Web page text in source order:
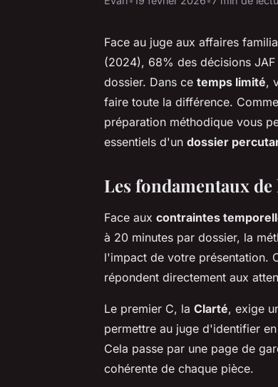
Face au juge aux affaires
(2024), 68% des décisions
dossier. Dans ce temps limité,
faire toute la différence.
préparation méthodique vous
essentiels d'un dossier
Les fondamentaux
Face aux contraintes
à 20 minutes par dossier, la
l'impact de votre présentation.
répondent directement aux
Le premier C, la Clarté, exige
permettre au juge d'identifier
Cela passe par une page de
cohérente de chaque pièce.